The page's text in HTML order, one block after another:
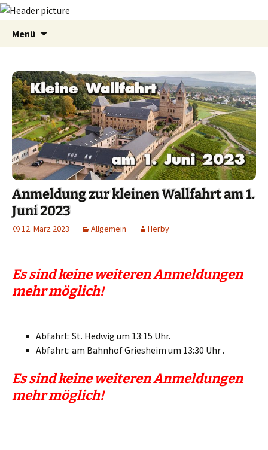
Menü
Anmeldung zur kleinen Wallfahrt am 1.
Juni 2023
12. März 2023 Allgemein Herby
Es sind keine weiteren Anmeldungen
mehr möglich!
Abfahrt: St. Hedwig um 13:15 Uhr.
Abfahrt: am Bahnhof Griesheim um 13:30 Uhr .
Es sind keine weiteren Anmeldungen
mehr möglich!